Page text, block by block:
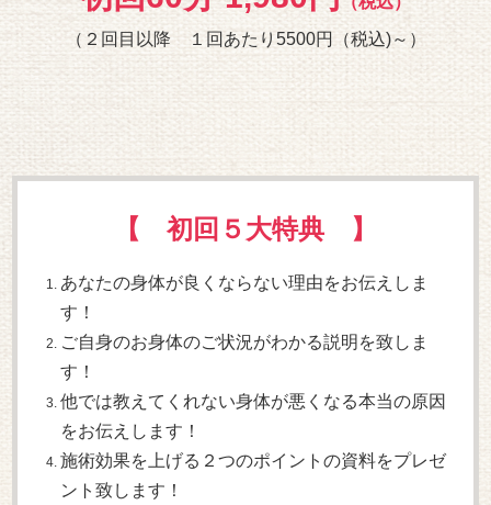
（２回目以降 １回あたり5500円（税込)～）
【 初回５大特典 】
あなたの身体が良くならない理由をお伝えしま
す！
ご自身のお身体のご状況がわかる説明を致しま
す！
他では教えてくれない身体が悪くなる本当の原因
をお伝えします！
施術効果を上げる２つのポイントの資料をプレゼ
ント致します！